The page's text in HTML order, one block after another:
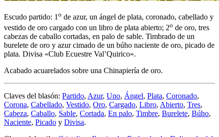
Escudo partido: 1 o de azur, un ángel de plata, coronado, cabellado y
vestido de oro cargado con un libro de plata abierto; 2o de oro, tres
cabezas de caballo cortadas, en palo de sable. Timbrado de un
burelete de oro y azur cimado de un búho naciente de oro, picado de
plata. Divisa «Club Ecuestre Val’Quirico».
Acabado acuarelados sobre una Chinapiería de oro.
Claves del blasón: Partido, Azur, Uno, Ángel, Plata, Coronado,
Corona, Cabellado, Vestido, Oro, Cargado, Libro, Abierto, Tres,
Cabeza, Caballo, Sable, Cortada, En palo, Timbre, Burelete, Búho,
Naciente, Picado y Divisa.